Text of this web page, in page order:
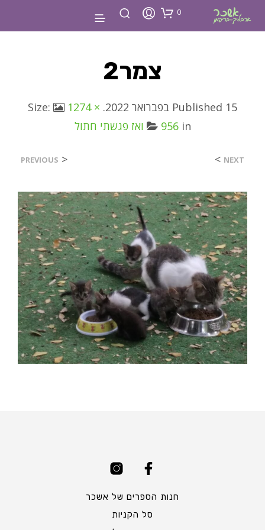
0
צמר2
Published 15 בפברואר 2022 . Size:
1274 ×
956in ואז פגשתי חתול
<
PREVIOUS NEXT
>
חנות הספרים של אשכר
סל הקניות